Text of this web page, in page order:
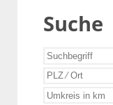
Suche